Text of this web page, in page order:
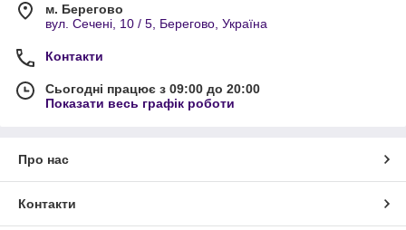
м. Берегово
вул. Сечені, 10 / 5, Берегово, Україна
Контакти
Сьогодні працює з 09:00 до 20:00
Показати весь графік роботи
Про нас
Контакти